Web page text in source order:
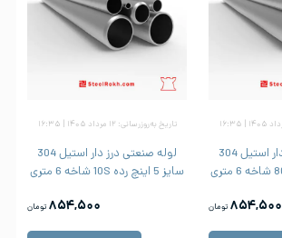
لوله صنعتی درز دار استیل 304
۸۵۴,۵۰۰ تومان
تاریخ به‌روزرسانی: ۱۲ مرداد ۱۴۰۵ | ۱۶:۳۵
لوله صنعتی درز دار استیل 304
سایز 5 اینچ رده 10S شاخه 6 متری
۸۵۴,۵۰۰ تومان